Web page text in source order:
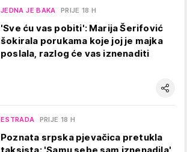
JEDNA JE BAKA PRIJE 18 H
'Sve ću vas pobiti': Marija Šerifović
šokirala porukama koje joj je majka
poslala, razlog će vas iznenaditi
ESTRADA PRIJE 18 H
Poznata srpska pjevačica pretukla